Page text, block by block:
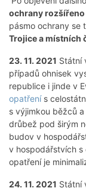
ochrany rozšířeno
pásmo ochrany se
Trojice a místních
23. 11. 2021 Státní
případů ohnisek
republice i jinde v
opatřenís
s výjimkou běžců
drůbež pod širým
budov v
v hospodářstvích s
opatření je
24. 11. 2021 Státní